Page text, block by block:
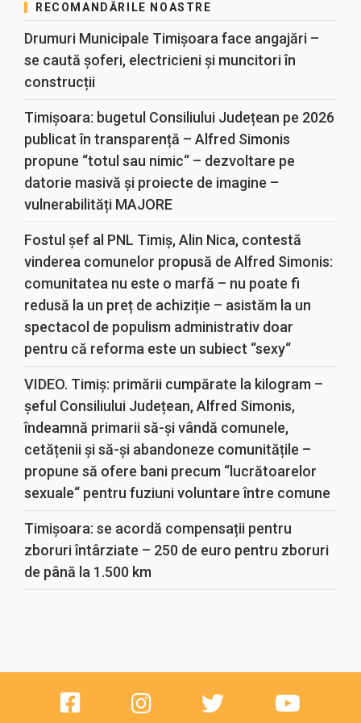
RECOMANDĂRILE NOASTRE
Drumuri Municipale Timișoara face angajări –
se caută șoferi, electricieni și muncitori în
construcții
Timișoara: bugetul Consiliului Județean pe 2026
publicat în transparență – Alfred Simonis
propune “totul sau nimic“ – dezvoltare pe
datorie masivă și proiecte de imagine –
vulnerabilități MAJORE
Fostul șef al PNL Timiș, Alin Nica, contestă
vinderea comunelor propusă de Alfred Simonis:
comunitatea nu este o marfă – nu poate fi
redusă la un preț de achiziție – asistăm la un
spectacol de populism administrativ doar
pentru că reforma este un subiect “sexy“
VIDEO. Timiș: primării cumpărate la kilogram –
șeful Consiliului Județean, Alfred Simonis,
îndeamnă primarii să-și vândă comunele,
cetățenii și să-și abandoneze comunitățile –
propune să ofere bani precum “lucrătoarelor
sexuale“ pentru fuziuni voluntare între comune
Timișoara: se acordă compensații pentru
zboruri întârziate – 250 de euro pentru zboruri
de până la 1.500 km